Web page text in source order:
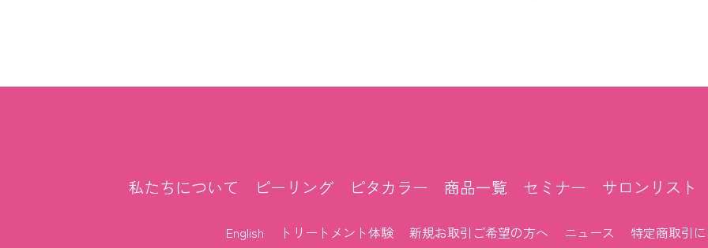
私たちについて ピーリング ピタカラー 商品一覧 セミナー サロンリスト
English トリートメント体験 新規お取引ご希望の方へ ニュース 特定商取引